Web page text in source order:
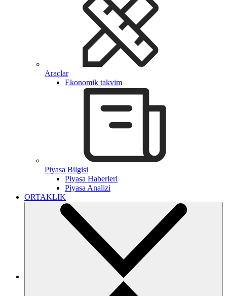
Araçlar
Ekonomik takvim
Piyasa Bilgisi
Piyasa Haberleri
Piyasa Analizi
ORTAKLIK